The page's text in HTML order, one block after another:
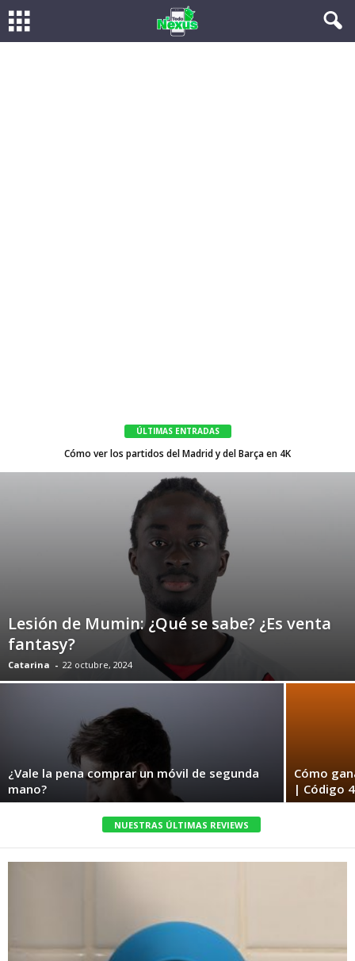
ÚLTIMAS ENTRADAS
Cómo ver los partidos del Madrid y del Barça en 4K
Lesión de Mumin: ¿Qué se sabe? ¿Es venta
fantasy?
Catarina - 22 octubre, 2024
¿Vale la pena comprar un móvil de segunda
mano?
Cómo
| Código
NUESTRAS ÚLTIMAS REVIEWS